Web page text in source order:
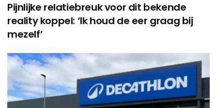
Pijnlijke relatiebreuk voor dit bekende
reality koppel: ‘Ik houd de eer graag bij
mezelf’